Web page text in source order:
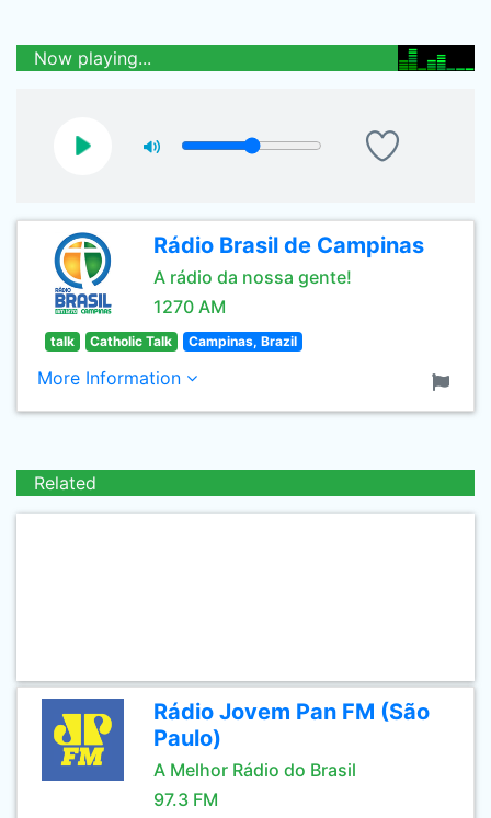
Now playing...
Rádio Brasil de Campinas
A rádio da nossa gente!
1270 AM
talk Catholic Talk Campinas, Brazil
More Information
Related
Rádio Jovem Pan FM (São
Paulo)
A Melhor Rádio do Brasil
97.3 FM